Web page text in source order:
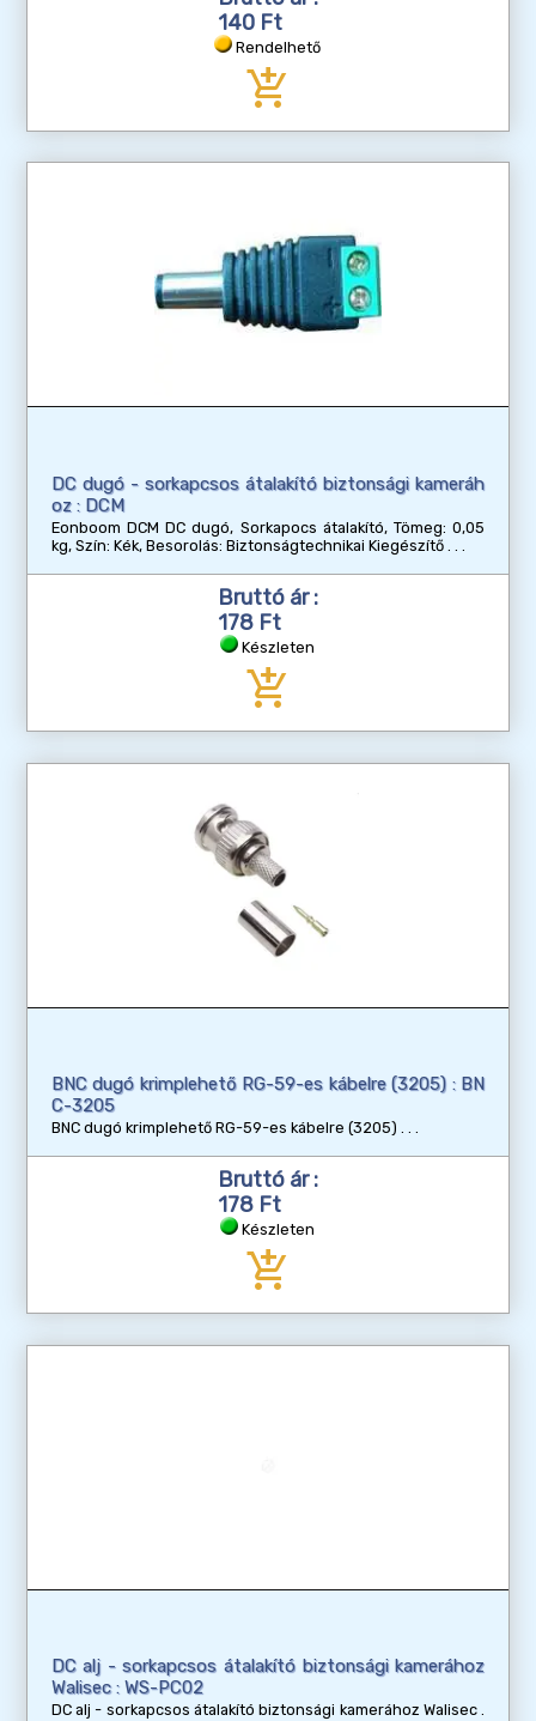
140 Ft
Rendelhető
add_shopping_cart
DC dugó - sorkapcsos átalakító biztonsági kameráh
oz : DCM
Eonboom DCM DC dugó, Sorkapocs átalakító, Tömeg: 0,05
kg, Szín: Kék, Besorolás: Biztonságtechnikai Kiegészítő
Bruttó ár :
178 Ft
Készleten
add_shopping_cart
BNC dugó krimplehető RG-59-es kábelre (3205) : BN
C-3205
BNC dugó krimplehető RG-59-es kábelre (3205)
Bruttó ár :
178 Ft
Készleten
add_shopping_cart
DC alj - sorkapcsos átalakító biztonsági kamerához
Walisec : WS-PC02
DC alj - sorkapcsos átalakító biztonsági kamerához Walisec